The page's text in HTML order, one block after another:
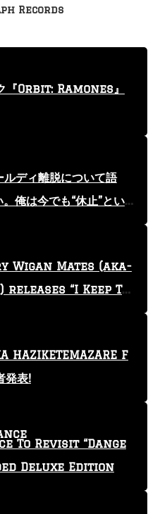
Records
『Orbit: Ramones』
ディ離脱について語
俺は今でも“休止”とい
Wigan Mates (aka-
“I Keep Tr
HAZIKETEMAZARE F
発表!
To Revisit “Dange
Deluxe Edition